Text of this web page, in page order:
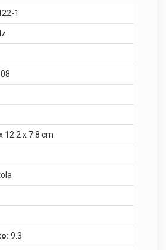
1
12.2 x 7.8 cm
9.3